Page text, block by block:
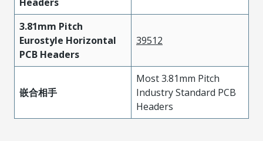
3.81mm Pitch
Eurostyle Horizontal
PCB Headers
39512
嵌合相手
Most 3.81mm Pitch
Industry Standard PCB
Headers